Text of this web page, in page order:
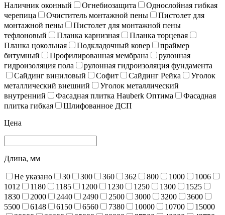
Наличник оконный
Огнебиозащита
Однослойная гибкая
черепица
Очиститель монтажной пены
Пистолет для
монтажной пены
Пистолет для монтажной пены
тефлоновый
Планка карнизная
Планка торцевая
Планка цокольная
Подкладочный ковер
праймер
битумный
Профилированная мембрана
рулонная
гидроизоляция пола
рулонная гидроизоляция фундамента
Сайдинг виниловый
Софит Сайдинг Рейка
Уголок
металлический внешний
Уголок металлический
внутренний
Фасадная плитка Hauberk Оптима
Фасадная
плитка гибкая
Шлифованное ДСП
Цена
Длина, мм
Не указано 30 300 360 362 800 1000
1006
1012
1180 1185 1200 1230 1250 1300
1525
1830
2000 2440 2490 2500 3000 3200
3600
5500
6148 6150 6560 7380 10000 10700
15000